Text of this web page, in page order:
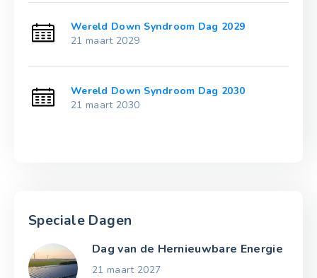
Wereld Down Syndroom Dag 2029
21 maart 2029
Wereld Down Syndroom Dag 2030
21 maart 2030
Speciale Dagen
Dag van de Hernieuwbare Energie
21 maart 2027